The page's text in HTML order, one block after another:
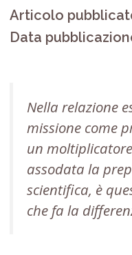
Articolo
Data
Nella relazione
missione come
un
assodata la
scientifica, è
che fa la